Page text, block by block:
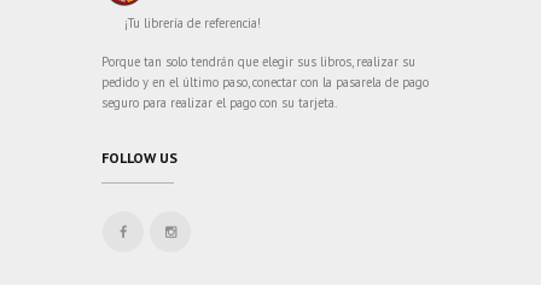
¡Tu librería de referencia!
Porque tan solo tendrán que elegir sus libros, realizar su
pedido y en el último paso, conectar con la pasarela de pago
seguro para realizar el pago con su tarjeta.
FOLLOW US